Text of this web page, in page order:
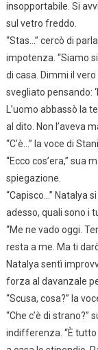
insopportabile. Si
sul vetro freddo.
“Stas…” cercò di
impotenza. “Siamo
di casa. Dimmi il
svegliato pensando:
L’uomo abbassò la
al dito. Non l’aveva
“C’è…” la voce di
“Ecco cos’era,” sua
spiegazione.
“Capisco…” Natalya
adesso, quali sono i
“Me ne vado oggi.
resta a me. Ma ti
Natalya sentì
forza al davanzale
“Scusa, cosa?” la
“Che c’è di
indifferenza. “È